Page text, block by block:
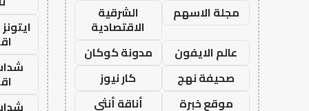
مجلة الاسهم
الشرقية
الاقتصادية
عالم الايفون
مدونة كوكان
صحيفة نهج
كار نيوز
موقع خبرة
أناقة أنثى